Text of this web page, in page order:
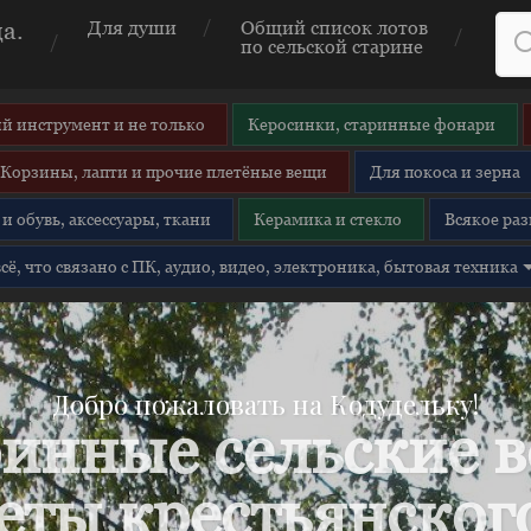
Для души
Общий список лотов
по сельской старине
инструмент и не только Керосинки, старинные фонари
Корзины, лапти и прочие плетёные вещи Для покоса и зерна
обувь, аксессуары, ткани Керамика и стекло Всякое
что связано с ПК, аудио, видео, электроника, бытовая техника
Добро пожаловать на Кодудельку!
сельские